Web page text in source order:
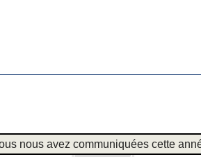
nous avez communiquées cette